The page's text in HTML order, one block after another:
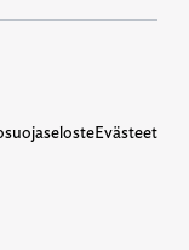
Evästeet